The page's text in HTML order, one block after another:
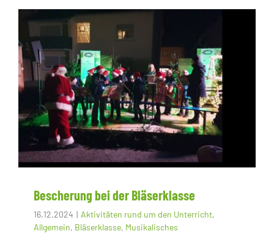
Bescherung bei der Bläserklasse
16.12.2024 | Aktivitäten rund um den Unterricht,
Allgemein, Bläserklasse, Musikalisches